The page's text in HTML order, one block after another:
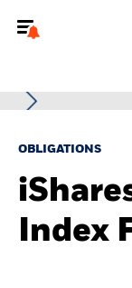
jourvotre type
Produits
OBLIGATIONS
Index